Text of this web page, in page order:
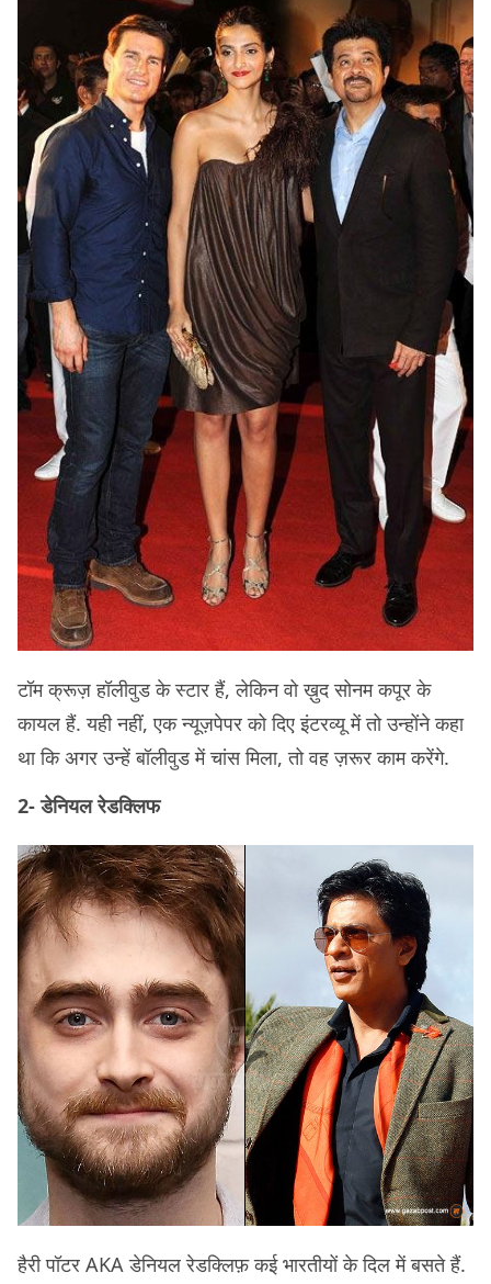
टॉम क्रूज़ हॉलीवुड के स्टार हैं, लेकिन वो ख़ुद सोनम कपूर के
कायल हैं. यही नहीं, एक न्यूज़पेपर को दिए इंटरव्यू में तो उन्होंने कहा
था कि अगर उन्हें बॉलीवुड में चांस मिला, तो वह ज़रूर काम करेंगे.
2- डेनियल रेडक्लिफ
हैरी पॉटर AKA डेनियल रेडक्लिफ़ कई भारतीयों के दिल में बसते हैं.